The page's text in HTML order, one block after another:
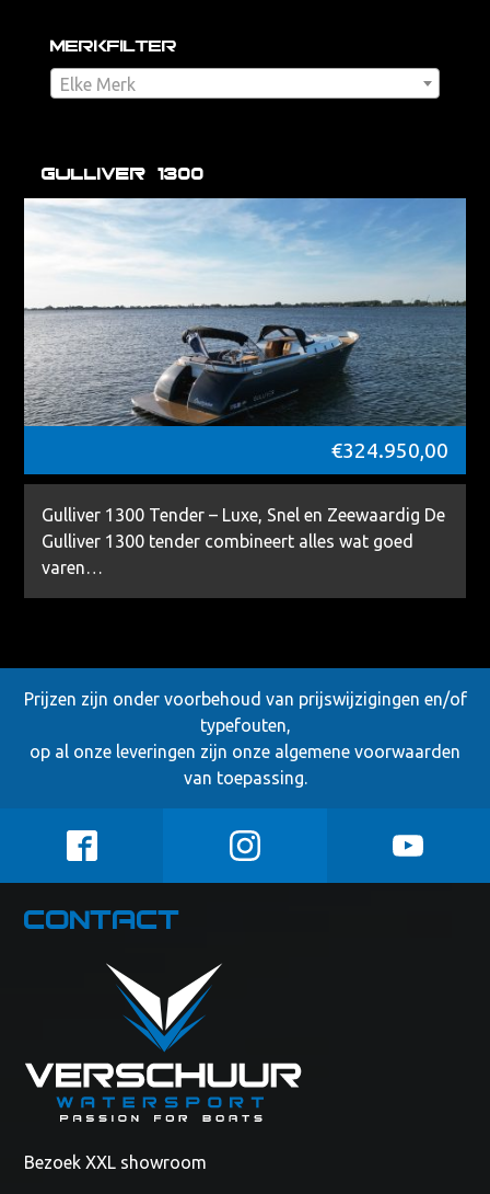
Merkfilter
Elke Merk
Gulliver 1300
€324.950,00
Gulliver 1300 Tender – Luxe, Snel en Zeewaardig De
Gulliver 1300 tender combineert alles wat goed
varen…
Prijzen zijn onder voorbehoud van prijswijzigingen en/of
typefouten,
op al onze leveringen zijn onze algemene voorwaarden
van toepassing.
Contact
Bezoek XXL showroom